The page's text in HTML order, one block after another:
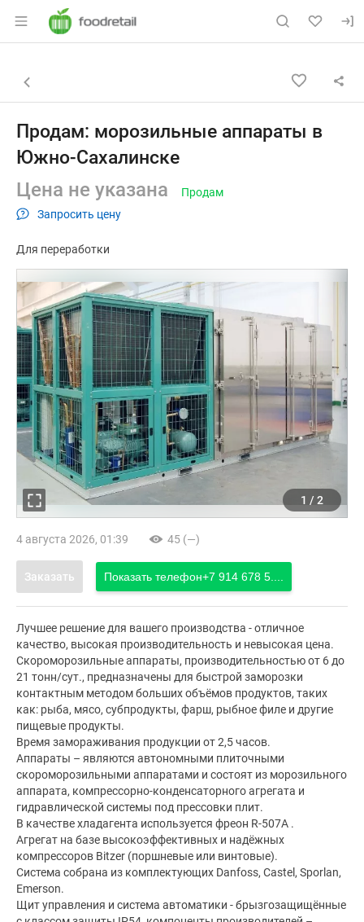
Раздел навигации по сайту
Объявление: Продам:
Навигация и управление объявлением
Назад к списку объявлений
Продам: морозильные аппараты в
Южно-Сахалинске
Цена не указана
Запросить цену
Продам
Для переработки
1 / 2
4 августа 2026, 01:39 45 (—)
Заказать Показать телефон+7 914 678 5....
Лучшее решение для вашего производства - отличное
качество, высокая производительность и невысокая цена.
Скороморозильные аппараты, производительностью от 6 до
21 тонн/сут., предназначены для быстрой заморозки
контактным методом больших объёмов продуктов, таких
как: рыба, мясо, субпродукты, фарш, рыбное филе и другие
пищевые продукты.
Время замораживания продукции от 2,5 часов.
Аппараты – являются автономными плиточными
скороморозильными аппаратами и состоят из морозильного
аппарата, компрессорно-конденсаторного агрегата и
гидравлической системы под прессовки плит.
В качестве хладагента используется фреон R-507A .
Агрегат на базе высокоэффективных и надёжных
компрессоров Bitzer (поршневые или винтовые).
Система собрана из комплектующих Danfoss, Castel, Sporlan,
Emerson.
Щит управления и система автоматики - брызгозащищённые